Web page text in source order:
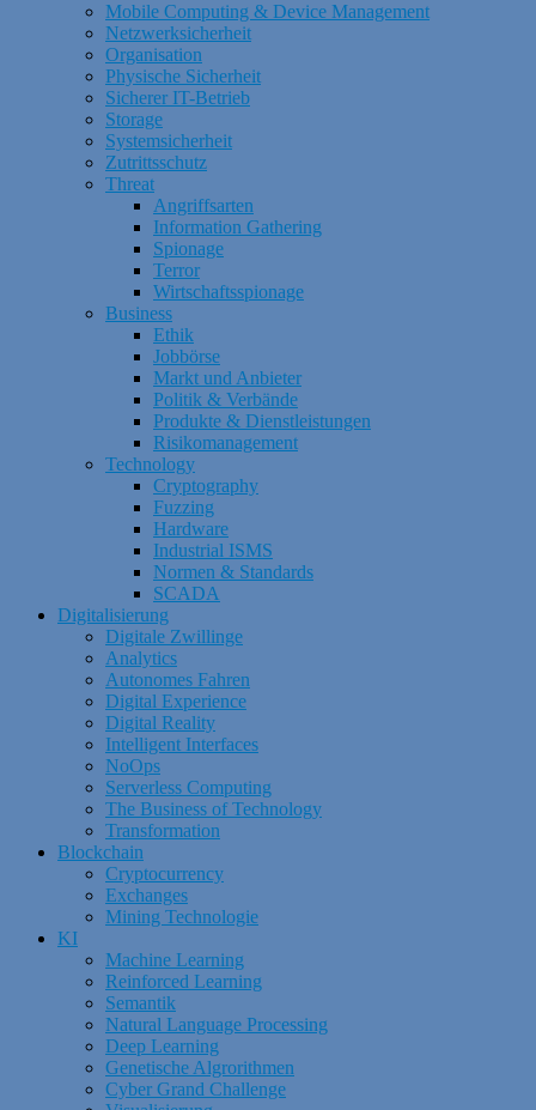
Mobile Computing & Device Management
Netzwerksicherheit
Organisation
Physische Sicherheit
Sicherer IT-Betrieb
Storage
Systemsicherheit
Zutrittsschutz
Threat
Angriffsarten
Information Gathering
Spionage
Terror
Wirtschaftsspionage
Business
Ethik
Jobbörse
Markt und Anbieter
Politik & Verbände
Produkte & Dienstleistungen
Risikomanagement
Technology
Cryptography
Fuzzing
Hardware
Industrial ISMS
Normen & Standards
SCADA
Digitalisierung
Digitale Zwillinge
Analytics
Autonomes Fahren
Digital Experience
Digital Reality
Intelligent Interfaces
NoOps
Serverless Computing
The Business of Technology
Transformation
Blockchain
Cryptocurrency
Exchanges
Mining Technologie
KI
Machine Learning
Reinforced Learning
Semantik
Natural Language Processing
Deep Learning
Genetische Algrorithmen
Cyber Grand Challenge